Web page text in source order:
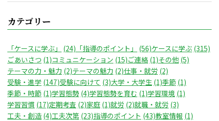
カテゴリー
「ケースに学ぶ」 (24) 「指導のポイント」 (56)ケースに学ぶ (315)
ごあいさつ (1)コミュニケーション (15)ご連絡 (1)その他 (5)
テーマの力・魅力 (2)テーマの魅力 (2)仕事・就労 (2)
受験・進学 (147)受験に向けて (3)大学・大学生 (1)季節 (1)
季節・時節 (1)学習態勢 (4)学習態勢を育む (1)学習環境 (1)
学習習慣 (17)定期考査 (2)家庭 (1)就労 (2)就職・就労 (3)
工夫・創造 (4)工夫次第 (23)指導のポイント (43)教室情報 (1)